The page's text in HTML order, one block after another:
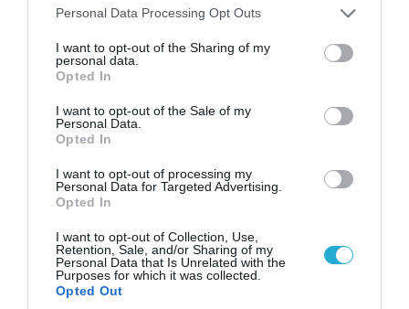
Please note that this website/app uses one or more Google
not limited to your visit or usage behaviour. You may click to
grant or deny consent to Google and its third-party tags to
use your data for below specified purposes in below Google
consent section.
Personal Data Processing Opt Outs
I want to opt-out of the Sharing of my
personal data.
Opted In
I want to opt-out of the Sale of my
Personal Data.
Opted In
I want to opt-out of processing my
Personal Data for Targeted Advertising.
Opted In
I want to opt-out of Collection, Use,
Retention, Sale, and/or Sharing of my
Personal Data that Is Unrelated with the
Purposes for which it was collected.
Opted Out
Η ανακοίνωση του Πανελλήνιου Σωματείου
Πυροσβεστών για την δημοσιογράφο του OPEN